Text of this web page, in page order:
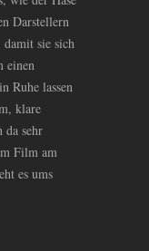
Darstellern
sie sich
einen
Ruhe lassen
klare
da sehr
Film am
es ums